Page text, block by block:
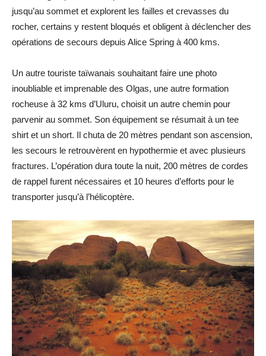
jusqu’au sommet et explorent les failles et crevasses du
rocher, certains y restent bloqués et obligent à déclencher des
opérations de secours depuis Alice Spring à 400 kms.
Un autre touriste taïwanais souhaitant faire une photo
inoubliable et imprenable des Olgas, une autre formation
rocheuse à 32 kms d’Uluru, choisit un autre chemin pour
parvenir au sommet. Son équipement se résumait à un tee
shirt et un short. Il chuta de 20 mètres pendant son ascension,
les secours le retrouvèrent en hypothermie et avec plusieurs
fractures. L’opération dura toute la nuit, 200 mètres de cordes
de rappel furent nécessaires et 10 heures d’efforts pour le
transporter jusqu’à l’hélicoptère.